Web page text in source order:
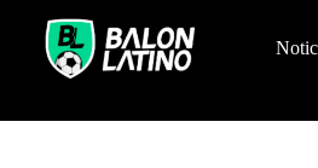
o